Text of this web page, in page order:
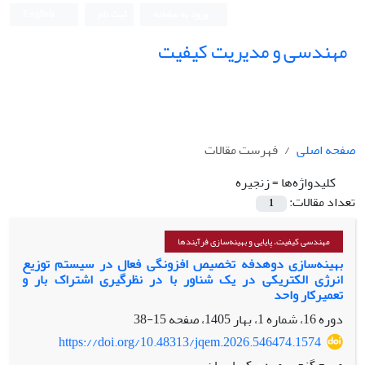
مهندسی و مدیریت کیفیت
صفحه اصلی
فهرست مقالات
کلیدواژه‌ها =زنجیره­
تعداد مقالات:
1
مهندسی کیفیت، پایایی و بهینه‌سازی فرآیندها
بهینه‌سازی دوهدفه تخصیص افزونگی فعال در سیستم توزیع
انرژی الکتریکی در یک شناور با در نظرگیری اشتراک بار و
تعمیرکار واحد
دوره 16، شماره 1، بهار 1405، صفحه
15-38
https://doi.org/10.48313/jqem.2026.546474.1574